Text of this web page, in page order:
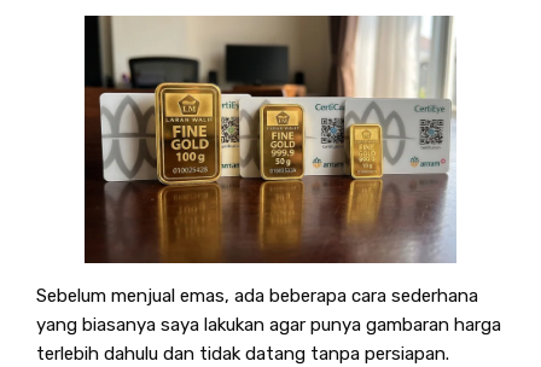
Sebelum menjual emas, ada beberapa cara sederhana
yang biasanya saya lakukan agar punya gambaran harga
terlebih dahulu dan tidak datang tanpa persiapan.